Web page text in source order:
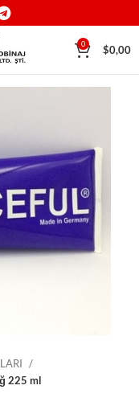
0 $0,00
225 ml